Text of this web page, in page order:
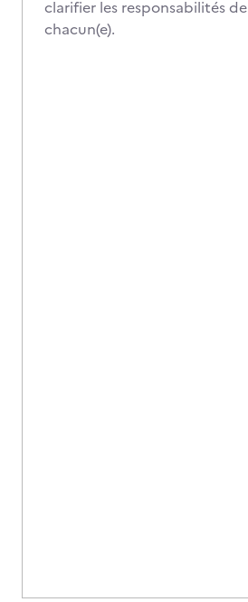
clarifier les responsabilités de
chacun(e).